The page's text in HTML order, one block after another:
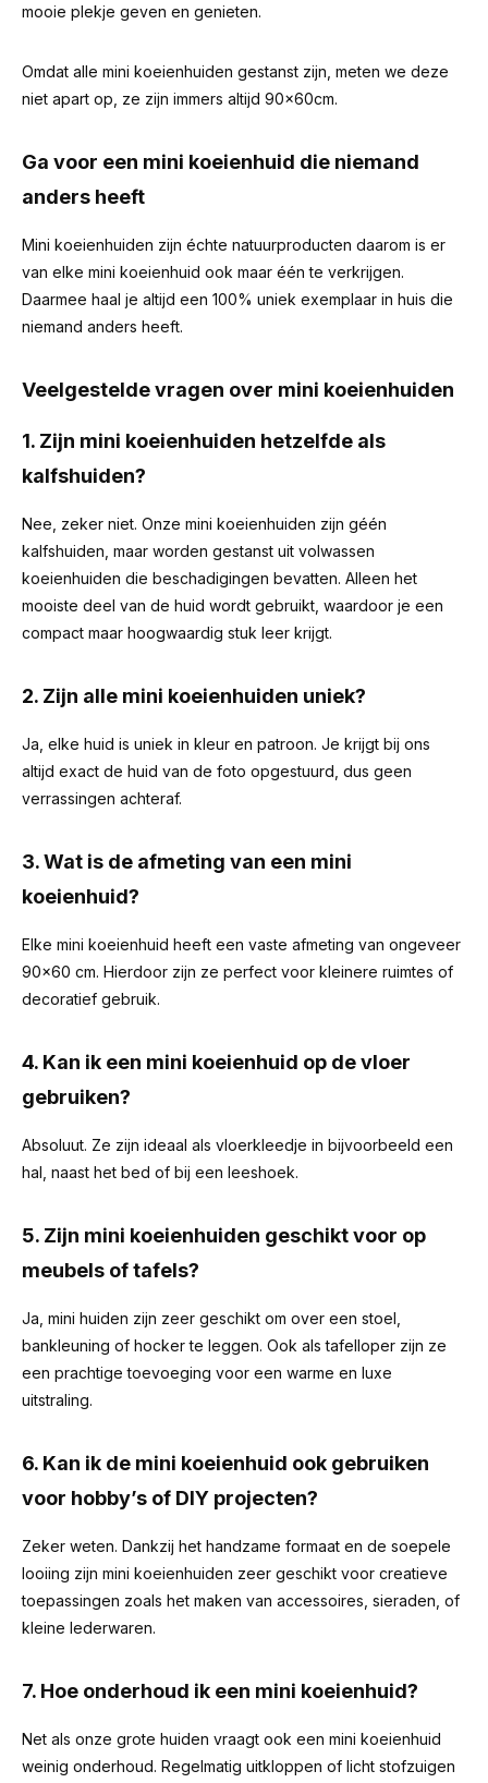
mooie plekje geven en genieten.
Omdat alle mini koeienhuiden gestanst zijn, meten we deze
niet apart op, ze zijn immers altijd 90x60cm.
Ga voor een mini koeienhuid die niemand
anders heeft
Mini koeienhuiden zijn échte natuurproducten daarom is er
van elke mini koeienhuid ook maar één te verkrijgen.
Daarmee haal je altijd een 100% uniek exemplaar in huis die
niemand anders heeft.
Veelgestelde vragen over mini koeienhuiden
1. Zijn mini koeienhuiden hetzelfde als
kalfshuiden?
Nee, zeker niet. Onze mini koeienhuiden zijn géén
kalfshuiden, maar worden gestanst uit volwassen
koeienhuiden die beschadigingen bevatten. Alleen het
mooiste deel van de huid wordt gebruikt, waardoor je een
compact maar hoogwaardig stuk leer krijgt.
2. Zijn alle mini koeienhuiden uniek?
Ja, elke huid is uniek in kleur en patroon. Je krijgt bij ons
altijd exact de huid van de foto opgestuurd, dus geen
verrassingen achteraf.
3. Wat is de afmeting van een mini
koeienhuid?
Elke mini koeienhuid heeft een vaste afmeting van ongeveer
90x60 cm. Hierdoor zijn ze perfect voor kleinere ruimtes of
decoratief gebruik.
4. Kan ik een mini koeienhuid op de vloer
gebruiken?
Absoluut. Ze zijn ideaal als vloerkleedje in bijvoorbeeld een
hal, naast het bed of bij een leeshoek.
5. Zijn mini koeienhuiden geschikt voor op
meubels of tafels?
Ja, mini huiden zijn zeer geschikt om over een stoel,
bankleuning of hocker te leggen. Ook als tafelloper zijn ze
een prachtige toevoeging voor een warme en luxe
uitstraling.
6. Kan ik de mini koeienhuid ook gebruiken
voor hobby’s of DIY projecten?
Zeker weten. Dankzij het handzame formaat en de soepele
looiing zijn mini koeienhuiden zeer geschikt voor creatieve
toepassingen zoals het maken van accessoires, sieraden, of
kleine lederwaren.
7. Hoe onderhoud ik een mini koeienhuid?
Net als onze grote huiden vraagt ook een mini koeienhuid
weinig onderhoud. Regelmatig uitkloppen of licht stofzuigen